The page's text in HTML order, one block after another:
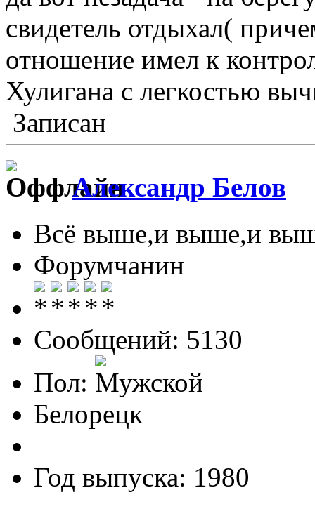
свидетель отдыхал(
отношение имел к
Хулигана с легкостью
Записан
Александр Белов
Всё выше,и выше,и
Форумчанин
Сообщений: 5130
Пол:
Белорецк
Год выпуска: 1980